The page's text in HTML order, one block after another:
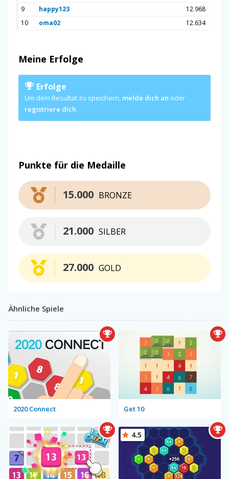
9
happy123
12.968
10
oma02 12.634
Meine Erfolge
Erfolge
Um dein Resultat zu speichern, melde dich an oder
registriere dich.
Punkte für die Medaille
BRONZE
15.000
SILBER
21.000
GOLD
27.000
Ähnliche Spiele
2020 Connect Get 10
4.5